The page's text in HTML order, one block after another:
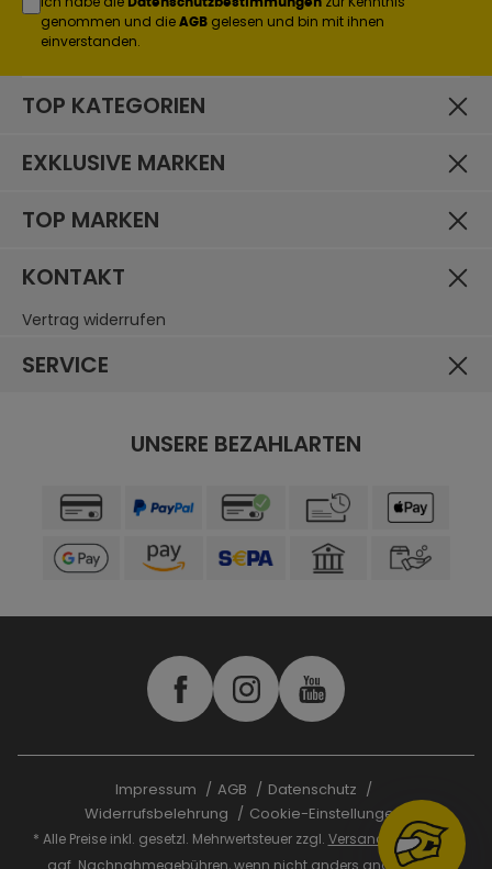
genommen und die AGB gelesen und bin mit ihnen
einverstanden.
TOP KATEGORIEN
EXKLUSIVE MARKEN
TOP MARKEN
KONTAKT
Vertrag widerrufen
SERVICE
UNSERE BEZAHLARTEN
Impressum AGB
Datenschutz
Widerrufsbelehrung
Cookie-Einstellungen
* Alle Preise inkl. gesetzl. Mehrwertsteuer zzgl. Versandkostenund
ggf. Nachnahmegebühren, wenn nicht anders angegeben.